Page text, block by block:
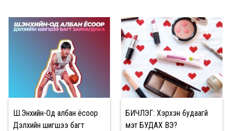
Ш.Энхийн-Од албан ёсоор
Дэлхийн шигшээ багт
БИЧЛЭГ: Хэрхэн будаагүй
мэт БУДАХ ВЭ?